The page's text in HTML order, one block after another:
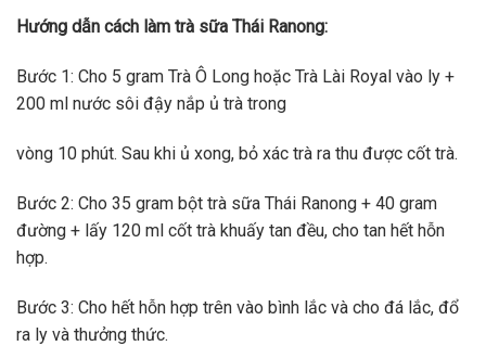
Hướng dẫn cách làm trà sữa Thái Ranong:
Bước 1: Cho 5 gram Trà Ô Long hoặc Trà Lài Royal vào ly +
200 ml nước sôi đậy nắp ủ trà trong
vòng 10 phút. Sau khi ủ xong, bỏ xác trà ra thu được cốt trà.
Bước 2: Cho 35 gram bột trà sữa Thái Ranong + 40 gram
đường + lấy 120 ml cốt trà khuấy tan đều, cho tan hết hỗn
hợp.
Bước 3: Cho hết hỗn hợp trên vào bình lắc và cho đá lắc, đổ
ra ly và thưởng thức.